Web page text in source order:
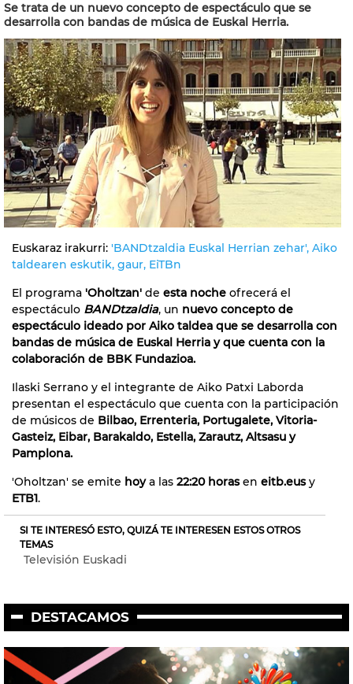
Se trata de un nuevo concepto de espectáculo que se
desarrolla con bandas de música de Euskal Herria.
Euskaraz irakurri: 'BANDtzaldia Euskal Herrian zehar', Aiko
taldearen eskutik, gaur, EiTBn
El programa 'Oholtzan' de esta noche ofrecerá el
espectáculo BANDtzaldia, un nuevo concepto de
espectáculo ideado por Aiko taldea que se desarrolla con
bandas de música de Euskal Herria y que cuenta con la
colaboración de BBK Fundazioa.
Ilaski Serrano y el integrante de Aiko Patxi Laborda
presentan el espectáculo que cuenta con la participación
de músicos de Bilbao, Errenteria, Portugalete, Vitoria-
Gasteiz, Eibar, Barakaldo, Estella, Zarautz, Altsasu y
Pamplona.
'Oholtzan' se emite hoya las 22:20 horasen eitb.eusy
ETB1.
SI TE INTERESÓ ESTO, QUIZÁ TE INTERESEN ESTOS OTROS
TEMAS
Televisión Euskadi
DESTACAMOS